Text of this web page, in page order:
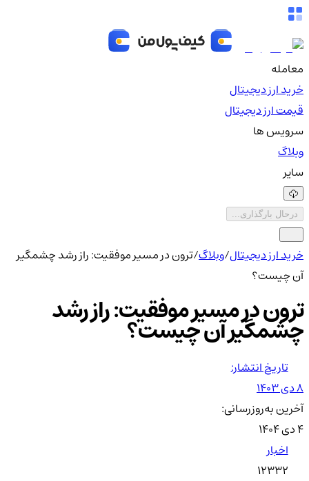
معامله
خرید ارز دیجیتال
قیمت ارز دیجیتال
سرویس ها
وبلاگ
سایر
درحال بارگذاری...
خرید ارز دیجیتال/وبلاگ/ترون در مسیر موفقیت: راز رشد چشمگیر
آن چیست؟
ترون در مسیر موفقیت: راز رشد
چشمگیر آن چیست؟
تاریخ انتشار:
۸ دی ۱۴۰۳
آخرین به‌روزرسانی:
۴ دی ۱۴۰۴
اخبار
12332